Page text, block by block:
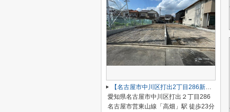
【名古屋市中川区打出2丁目286新築戸建A号棟】仲介手数料無料！荒子小学校・一柳中学校
愛知県名古屋市中川区打出２丁目286
名古屋市営東山線「高畑」駅 徒歩23分